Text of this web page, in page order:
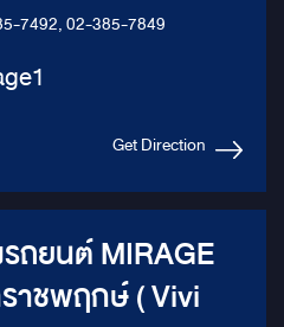
7492, 02-385-7849
Get Direction
รถยนต์ MIRAGE